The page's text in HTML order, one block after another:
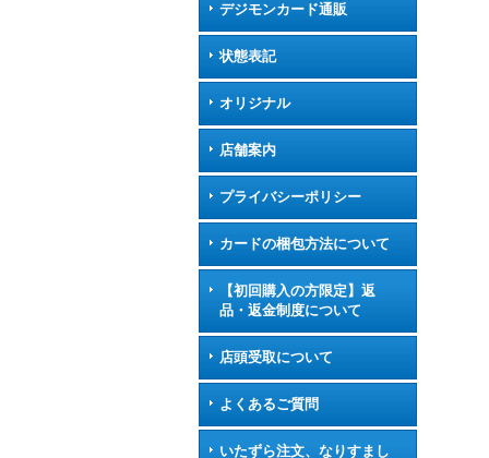
デジモンカード通販
状態表記
オリジナル
店舗案内
プライバシーポリシー
カードの梱包方法について
【初回購入の方限定】返
品・返金制度について
店頭受取について
よくあるご質問
いたずら注文、なりすまし